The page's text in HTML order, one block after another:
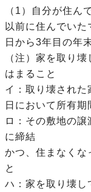
（1）自分が住ん
以前に住んでい
日から3年目の年
（注）家を取り
はまること
イ：取り壊され
日において所有期
ロ：その敷地の
に締結
かつ、住まなくな
と
ハ：家を取り壊し